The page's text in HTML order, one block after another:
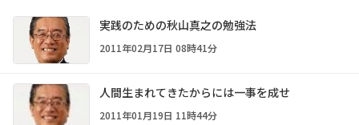
実践のための秋山真之の勉強法
2011年02月17日 08時41分
人間生まれてきたからには一事を成せ
2011年01月19日 11時44分